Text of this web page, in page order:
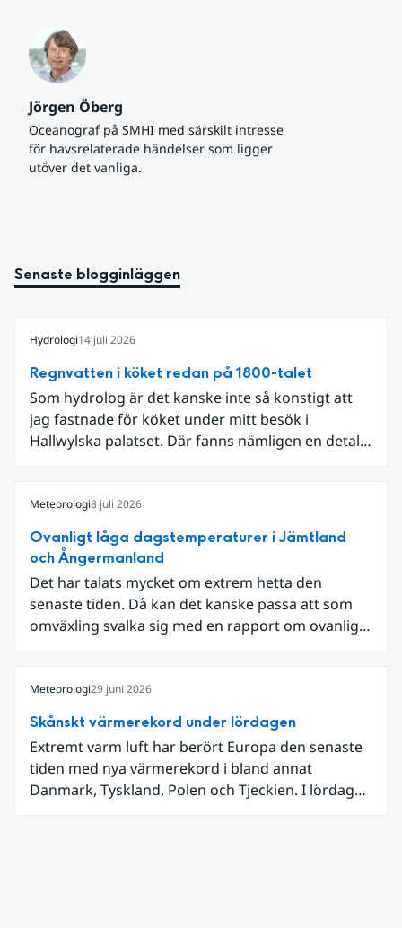
Jörgen Öberg
Oceanograf på SMHI med särskilt intresse
för havsrelaterade händelser som ligger
utöver det vanliga.
Senaste blogginläggen
Hydrologi14 juli 2026
Regnvatten i köket redan på 1800-talet
Som hydrolog är det kanske inte så konstigt att
jag fastnade för köket under mitt besök i
Hallwylska palatset. Där fanns nämligen en detalj
Meteorologi8 juli 2026
Ovanligt låga dagstemperaturer i Jämtland
och Ångermanland
Det har talats mycket om extrem hetta den
senaste tiden. Då kan det kanske passa att som
omväxling svalka sig med en rapport om ovanligt
Meteorologi29 juni 2026
Skånskt värmerekord under lördagen
Extremt varm luft har berört Europa den senaste
tiden med nya värmerekord i bland annat
Danmark, Tyskland, Polen och Tjeckien. I lördags